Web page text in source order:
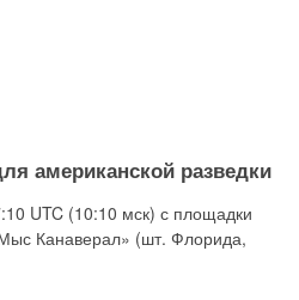
американской разведки
UTC (10:10 мск) с площадки
Канаверал» (шт. Флорида,